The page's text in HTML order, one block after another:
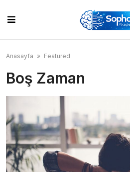
content
Anasayfa » Featured
Boş Zaman